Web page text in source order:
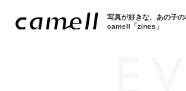
写真が好きな、あの子の
camell「zines」